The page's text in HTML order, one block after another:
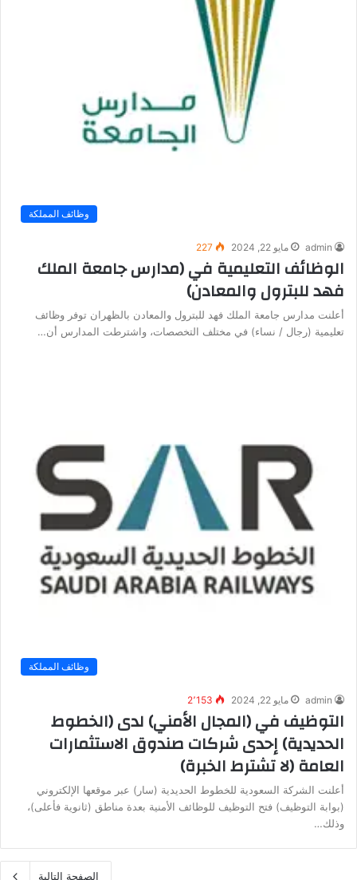
وظائف المملكة
admin مايو 22, 2024 227
الوظائف التعليمية في (مدارس جامعة الملك
فهد للبترول والمعادن)
أعلنت مدارس جامعة الملك فهد للبترول والمعادن بالظهران توفر وظائف
تعليمية (رجال / نساء) في مختلف التخصصات، واشترطت المدارس أن…
وظائف المملكة
admin مايو 22, 2024 2٬153
التوظيف في (المجال الأمني) لدى (الخطوط
الحديدية) إحدى شركات صندوق الاستثمارات
العامة (لا تشترط الخبرة)
أعلنت الشركة السعودية للخطوط الحديدية (سار) عبر موقعها الإلكتروني
(بوابة التوظيف) فتح التوظيف للوظائف الأمنية بعدة مناطق (ثانوية فأعلى)،
وذلك…
الصفحة التالية